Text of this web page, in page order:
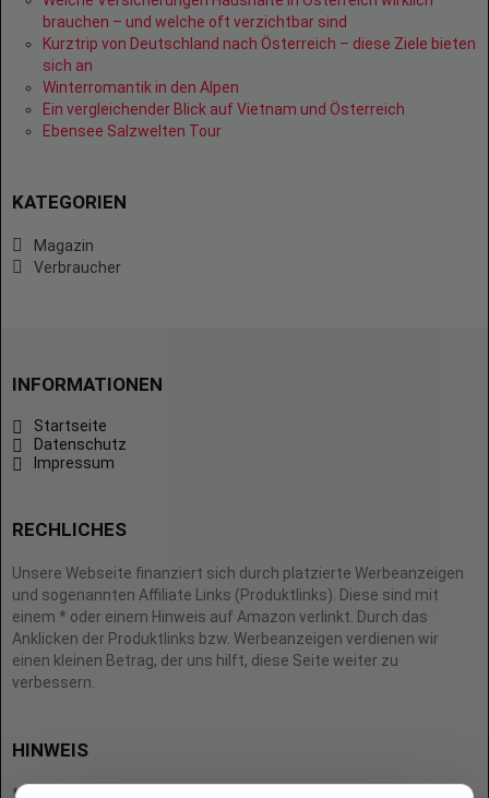
brauchen – und welche oft verzichtbar sind
Kurztrip von Deutschland nach Österreich – diese Ziele bieten
sich an
Winterromantik in den Alpen
Ein vergleichender Blick auf Vietnam und Österreich
Ebensee Salzwelten Tour
KATEGORIEN
Magazin
Verbraucher
INFORMATIONEN
Startseite
Datenschutz
Impressum
RECHLICHES
Unsere Webseite finanziert sich durch platzierte Werbeanzeigen
und sogenannten Affiliate Links (Produktlinks). Diese sind mit
einem * oder einem Hinweis auf Amazon verlinkt. Durch das
Anklicken der Produktlinks bzw. Werbeanzeigen verdienen wir
einen kleinen Betrag, der uns hilft, diese Seite weiter zu
verbessern.
HINWEIS
* = Afilliate-Link (=Werbung)